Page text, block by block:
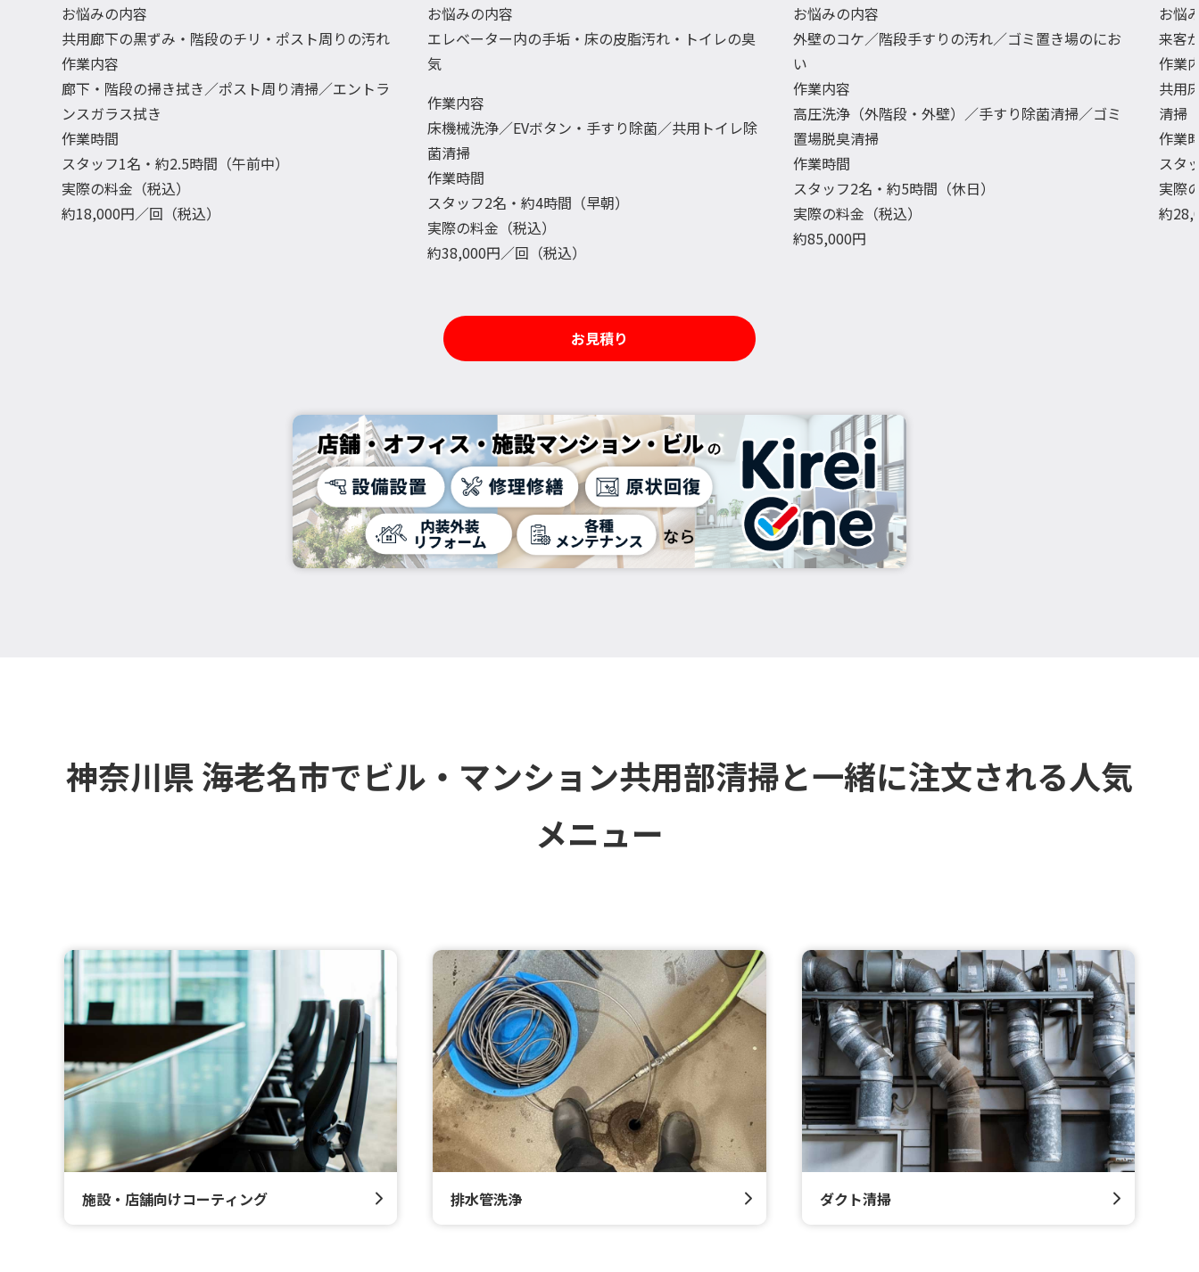
お悩みの内容
共用廊下の黒ずみ・階段のチリ・ポスト周りの汚れ
作業内容
廊下・階段の掃き拭き／ポスト周り清掃／エントラ
ンスガラス拭き
作業時間
スタッフ1名・約2.5時間（午前中）
実際の料金（税込）
約18,000円／回（税込）
お悩みの内容
エレベーター内の手垢・床の皮脂汚れ・トイレの臭
気
作業内容
床機械洗浄／EVボタン・手すり除菌／共用トイレ除
菌清掃
作業時間
スタッフ2名・約4時間（早朝）
実際の料金（税込）
約38,000円／回（税込）
お悩みの内容
外壁のコケ／階段手すりの汚れ／ゴミ置き場のにお
い
作業内容
高圧洗浄（外階段・外壁）／手すり除菌清掃／ゴミ
置場脱臭清掃
作業時間
スタッフ2名・約5時間（休日）
実際の料金（税込）
約85,000円
お悩
来客
作業
共用
清掃
作業
スタ
実際
約
お見積り
神奈川県 海老名市でビル・マンション共用部清掃と一緒に注文される人気
メニュー
施設・店舗向けコーティング 排水管洗浄 ダクト清掃